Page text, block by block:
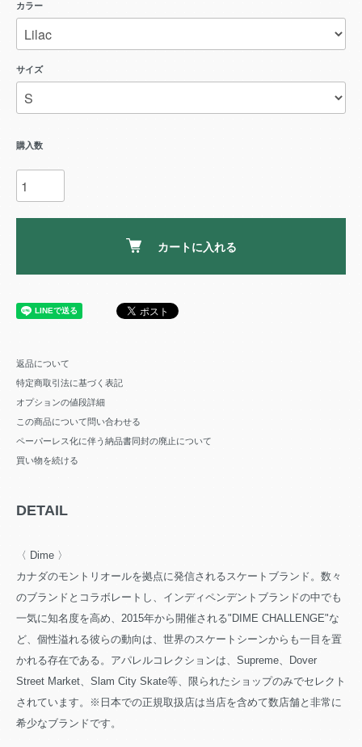
カラー
サイズ
購入数
カートに入れる
返品について
特定商取引法に基づく表記
オプションの値段詳細
この商品について問い合わせる
ペーパーレス化に伴う納品書同封の廃止について
買い物を続ける
DETAIL
〈 Dime 〉
カナダのモントリオールを拠点に発信されるスケートブランド。数々
のブランドとコラボレートし、インディペンデントブランドの中でも
一気に知名度を高め、2015年から開催される"DIME CHALLENGE"な
ど、個性溢れる彼らの動向は、世界のスケートシーンからも一目を置
かれる存在である。アパレルコレクションは、Supreme、Dover
Street Market、Slam City Skate等、限られたショップのみでセレクト
されています。※日本での正規取扱店は当店を含めて数店舗と非常に
希少なブランドです。